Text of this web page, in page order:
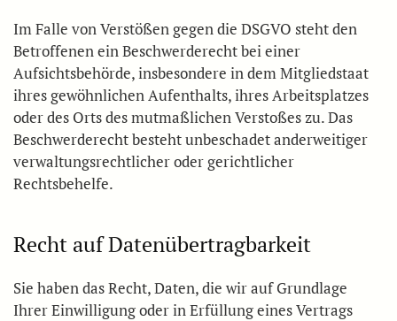
Im Falle von Verstößen gegen die DSGVO steht den
Betroffenen ein Beschwerderecht bei einer
Aufsichtsbehörde, insbesondere in dem Mitgliedstaat
ihres gewöhnlichen Aufenthalts, ihres Arbeitsplatzes
oder des Orts des mutmaßlichen Verstoßes zu. Das
Beschwerderecht besteht unbeschadet anderweitiger
verwaltungsrechtlicher oder gerichtlicher
Rechtsbehelfe.
Recht auf Daten­übertrag­barkeit
Sie haben das Recht, Daten, die wir auf Grundlage
Ihrer Einwilligung oder in Erfüllung eines Vertrags